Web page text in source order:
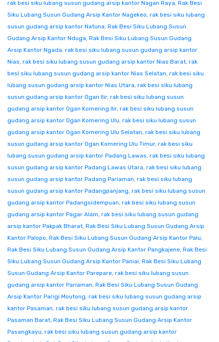
rak besi siku lubang susun gudang arsip kantor Nagan Raya, Rak Besi
Siku Lubang Susun Gudang Arsip Kantor Nagekeo, rak besi siku lubang
susun gudang arsip kantor Natuna, Rak Besi Siku Lubang Susun
Gudang Arsip Kantor Nduga, Rak Besi Siku Lubang Susun Gudang
Arsip Kantor Ngada, rak besi siku lubang susun gudang arsip kantor
Nias, rak besi siku lubang susun gudang arsip kantor Nias Barat, rak
besi siku lubang susun gudang arsip kantor Nias Selatan, rak besi siku
lubang susun gudang arsip kantor Nias Utara, rak besi siku lubang
susun gudang arsip kantor Ogan Ilir, rak besi siku lubang susun
gudang arsip kantor Ogan Komering Ilir, rak besi siku lubang susun
gudang arsip kantor Ogan Komering Ulu, rak besi siku lubang susun
gudang arsip kantor Ogan Komering Ulu Selatan, rak besi siku lubang
susun gudang arsip kantor Ogan Komering Ulu Timur, rak besi siku
lubang susun gudang arsip kantor Padang Lawas, rak besi siku lubang
susun gudang arsip kantor Padang Lawas Utara, rak besi siku lubang
susun gudang arsip kantor Padang Pariaman, rak besi siku lubang
susun gudang arsip kantor Padangpanjang, rak besi siku lubang susun
gudang arsip kantor Padangsidempuan, rak besi siku lubang susun
gudang arsip kantor Pagar Alam, rak besi siku lubang susun gudang
arsip kantor Pakpak Bharat, Rak Besi Siku Lubang Susun Gudang Arsip
Kantor Palopo, Rak Besi Siku Lubang Susun Gudang Arsip Kantor Palu,
Rak Besi Siku Lubang Susun Gudang Arsip Kantor Pangkajene, Rak Besi
Siku Lubang Susun Gudang Arsip Kantor Paniai, Rak Besi Siku Lubang
Susun Gudang Arsip Kantor Parepare, rak besi siku lubang susun
gudang arsip kantor Pariaman, Rak Besi Siku Lubang Susun Gudang
Arsip Kantor Parigi Moutong, rak besi siku lubang susun gudang arsip
kantor Pasaman, rak besi siku lubang susun gudang arsip kantor
Pasaman Barat, Rak Besi Siku Lubang Susun Gudang Arsip Kantor
Pasangkayu, rak besi siku lubang susun gudang arsip kantor